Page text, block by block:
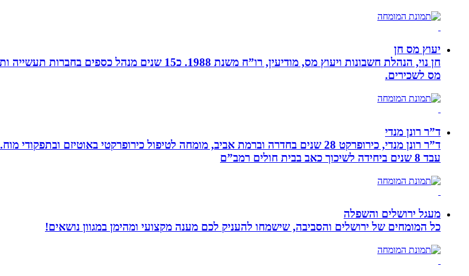
יעוץ מס חן
חן נוי, הנהלת חשבונות ויעוץ מס, מודיעין, רו”ח משנת
מס לשכירים.
ד”ר רונן מנדי
עבד 8 שנים ביחידה לשיכוך כאב בבית חולים רמב”ם
מעגל ירושלים והשפלה
כל המומחים של ירושלים והסביבה, שישמחו להעניק לכם מענה מקצועי ומהימן במגוון נושאים!